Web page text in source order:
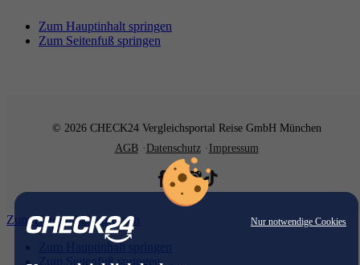
Nur notwendige Cookies
Zum Hauptinhalt springen
Zum Seitenfuß springen
© 2026 CHECK24 Vergleichsportal Reise GmbH München
AGB
Datenschutz Impressum
Zum Hauptinhalt springen
Zum Hauptinhalt springen
Zum Seitenfuß springen